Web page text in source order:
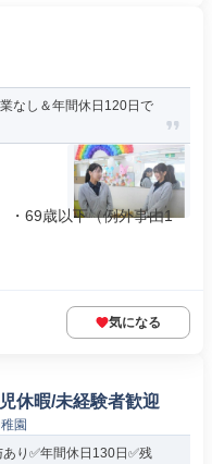
なし＆年間休日120日で
・69歳以下（例外事由1
気になる
休暇/未経験者歓迎
園
り✅年間休日130日✅残